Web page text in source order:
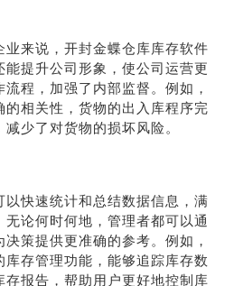
来说，开封金蝶仓库库存软件
提升公司形象，使公司运营更
程，加强了内部监督。例如，
的相关性，货物的出入库程序完
少了对货物的损坏风险。
快速统计和总结数据信息，满
论何时何地，管理者都可以通
策提供更准确的参考。例如，
存管理功能，能够追踪库存数
报告，帮助用户更好地控制库